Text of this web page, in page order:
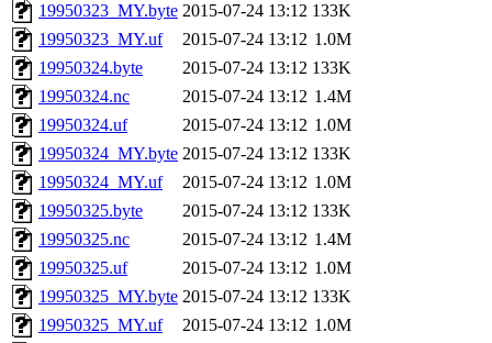
19950323_MY.byte 2015-07-24 13:12 133K
19950323_MY.uf
2015-07-24 13:12 1.0M
19950324.byte
2015-07-24 13:12 133K
19950324.nc
2015-07-24 13:12 1.4M
19950324.uf
2015-07-24 13:12 1.0M
19950324_MY.byte 2015-07-24 13:12 133K
19950324_MY.uf
2015-07-24 13:12 1.0M
19950325.byte
2015-07-24 13:12 133K
19950325.nc
2015-07-24 13:12 1.4M
19950325.uf
2015-07-24 13:12 1.0M
19950325_MY.byte 2015-07-24 13:12 133K
19950325_MY.uf
2015-07-24 13:12 1.0M